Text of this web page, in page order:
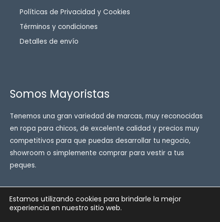
Políticas de Privacidad y Cookies
Términos y condiciones
Detalles de envío
Somos Mayoristas
Tenemos una gran variedad de marcas, muy reconocidas
en ropa para chicos, de excelente calidad y precios muy
competitivos para que puedas desarrollar tu negocio,
showroom o simplemente comprar para vestir a tus
peques.
Copyright © 2026 Enfant ropa para chicos
Estamos utilizando cookies para brindarle la mejor
experiencia en nuestro sitio web.